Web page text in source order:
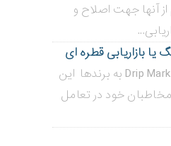
آنها جهت اصلاح و
یا بازاریابی قطره ای
بازاریابی قطره ای Drip Marketing به برندها این
خود در تعامل